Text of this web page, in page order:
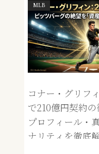
MLB
コナー・グリフ
で210億円契約の
プロフィール・
ナリティを徹底